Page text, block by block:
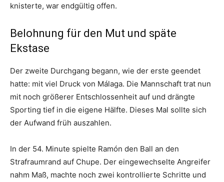
knisterte, war endgültig offen.
Belohnung für den Mut und späte
Ekstase
Der zweite Durchgang begann, wie der erste geendet
hatte: mit viel Druck von Málaga. Die Mannschaft trat nun
mit noch größerer Entschlossenheit auf und drängte
Sporting tief in die eigene Hälfte. Dieses Mal sollte sich
der Aufwand früh auszahlen.
In der 54. Minute spielte Ramón den Ball an den
Strafraumrand auf Chupe. Der eingewechselte Angreifer
nahm Maß, machte noch zwei kontrollierte Schritte und